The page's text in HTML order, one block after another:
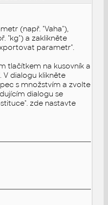
(např. "Vaha"),
"kg") a zaklikněte
parametr".
tlačítkem na kusovník a
V dialogu klikněte
s množstvím a zvolte
dialogu se
zde nastavte